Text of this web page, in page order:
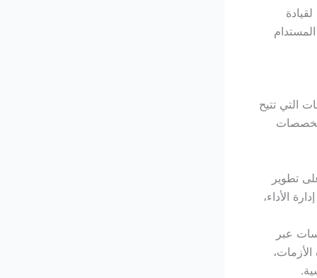
التي تتيح
تخصصات
تطوير
الأداء،
عبر